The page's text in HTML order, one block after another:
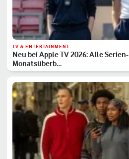
TV & ENTERTAINMENT
Neu bei Apple TV 2026: Alle
Monatsüberb…